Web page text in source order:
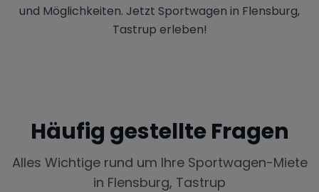
und Möglichkeiten. Jetzt Sportwagen in Flensburg,
Tastrup erleben!
Häufig gestellte Fragen
Alles Wichtige rund um Ihre Sportwagen-Miete
in Flensburg, Tastrup